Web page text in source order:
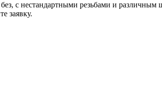
с нестандартными резьбами и
заявку.